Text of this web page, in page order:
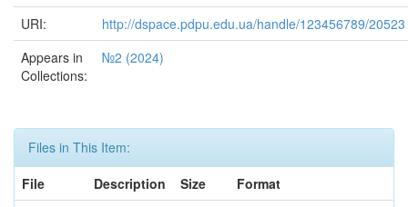
URI:
http://dspace.pdpu.edu.ua/handle/123456789/20523
Appears in
Collections:
№2 (2024)
Files in This Item:
File
Description Size
Format